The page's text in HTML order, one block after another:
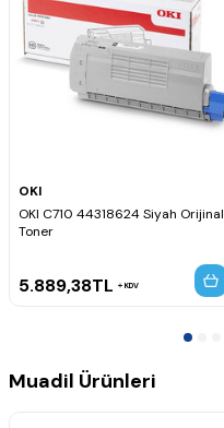
OKI
OKI C710 44318624 Siyah Orijinal
Toner
5.889,38TL KDV
Muadil Ürünleri